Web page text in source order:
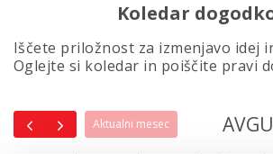
Koledar
Iščete priložnost za izmenjavo idej
Oglejte si koledar in poiščite pravi
Aktualni mesec